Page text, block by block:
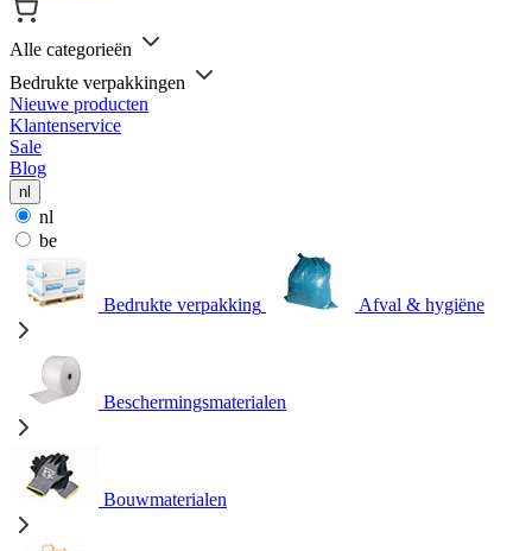
Alle categorieën
Bedrukte verpakkingen
Nieuwe producten
Klantenservice
Sale
Blog
nl
nl
be
Bedrukte verpakking Afval & hygiëne
Beschermingsmaterialen
Bouwmaterialen